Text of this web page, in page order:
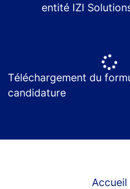
entité IZI
Téléchargement du
candidature
Accueil